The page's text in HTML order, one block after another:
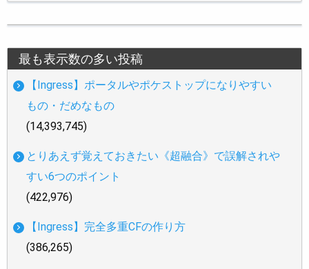
最も表示数の多い投稿
【Ingress】ポータルやポケストップになりやすい
もの・だめなもの
(14,393,745)
とりあえず覚えておきたい《超融合》で誤解されや
すい6つのポイント
(422,976)
【Ingress】完全多重CFの作り方
(386,265)